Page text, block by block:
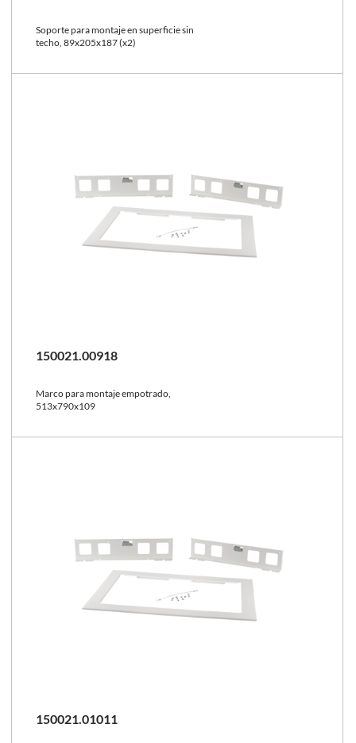
Soporte para montaje en superficie sin
techo, 89x205x187 (x2)
150021.00918
Marco para montaje empotrado,
513x790x109
150021.01011